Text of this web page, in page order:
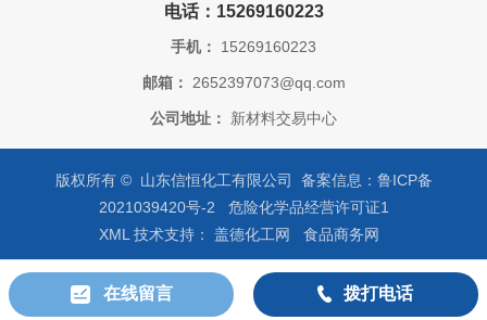
在线留言 拨打电话
电话：15269160223
手机： 15269160223
邮箱： 2652397073@qq.com
公司地址： 新材料交易中心
版权所有 © 山东信恒化工有限公司 备案信息： 鲁ICP备
2021039420号-2
危险化学品经营许可证1
XML
技术支持： 盖德化工网 食品商务网
公司介绍 公司动态 产品展厅 证书荣誉 联系